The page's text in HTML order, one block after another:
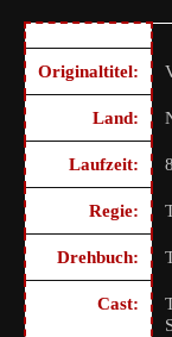
Originaltitel:
Land:
Laufzeit:
Regie:
Drehbuch:
Cast: